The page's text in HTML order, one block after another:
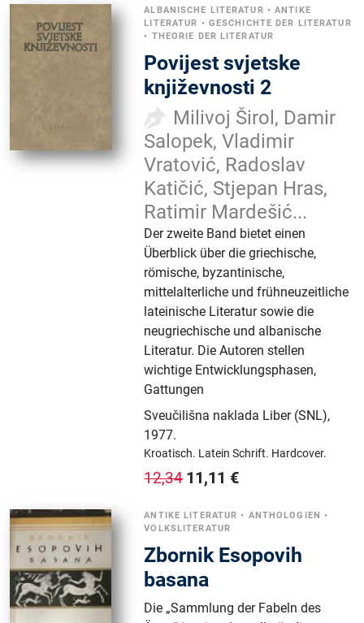
ALBANISCHE LITERATUR •ANTIKE
LITERATUR • GESCHICHTE DER LITERATUR
• THEORIE DER LITERATUR
Povijest svjetske
književnosti 2
Milivoj Širol, Damir
Salopek, Vladimir
Vratović, Radoslav
Katičić, Stjepan Hras,
Ratimir Mardešić...
Der zweite Band bietet einen
Überblick über die griechische,
römische, byzantinische,
mittelalterliche und frühneuzeitliche
lateinische Literatur sowie die
neugriechische und albanische
Literatur. Die Autoren stellen
wichtige Entwicklungsphasen,
Gattungen
Sveučilišna naklada Liber (SNL),
1977.
Kroatisch. Latein Schrift. Hardcover.
12,34 11,11 €
ANTIKE LITERATUR • ANTHOLOGIEN •
VOLKSLITERATUR
Zbornik Esopovih
basana
Die „Sammlung der Fabeln des